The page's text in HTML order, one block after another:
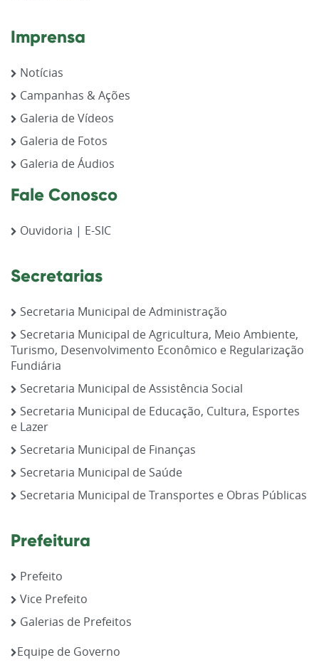
Imprensa
Notícias
Campanhas & Ações
Galeria de Vídeos
Galeria de Fotos
Galeria de Áudios
Fale Conosco
Ouvidoria | E-SIC
Secretarias
Secretaria Municipal de Administração
Secretaria Municipal de Agricultura, Meio Ambiente,
Turismo, Desenvolvimento Econômico e Regularização
Fundiária
Secretaria Municipal de Assistência Social
Secretaria Municipal de Educação, Cultura, Esportes
e Lazer
Secretaria Municipal de Finanças
Secretaria Municipal de Saúde
Secretaria Municipal de Transportes e Obras Públicas
Prefeitura
Prefeito
Vice Prefeito
Galerias de Prefeitos
Equipe de Governo